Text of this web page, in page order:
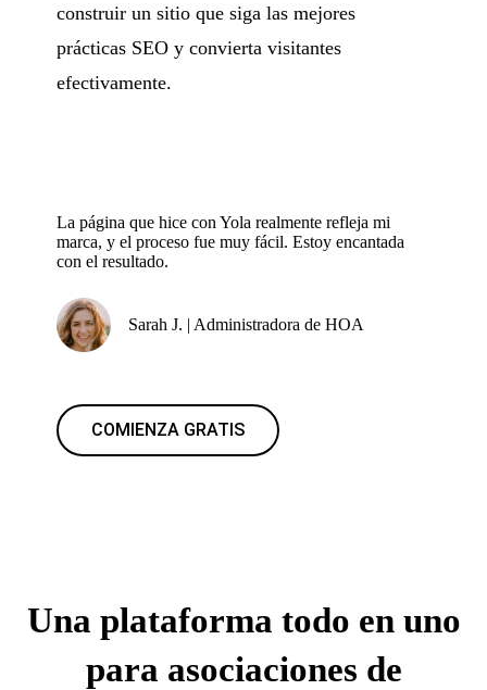
construir un sitio que siga las mejores
prácticas SEO y convierta visitantes
efectivamente.
La página que hice con Yola realmente refleja mi
marca, y el proceso fue muy fácil. Estoy encantada
con el resultado.
Sarah J. | Administradora de HOA
COMIENZA GRATIS
Una plataforma todo en uno
para asociaciones de